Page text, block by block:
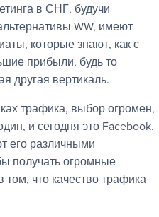
в СНГ, будучи
WW, имеют
которые знают, как с
прибыли, будь то
другая вертикаль.
трафика, выбор огромен,
и сегодня это Facebook.
его различными
получать огромные
что качество трафика